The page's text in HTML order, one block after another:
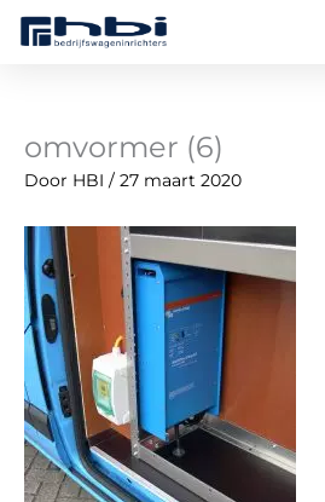
omvormer (6)
Door HBI / 27 maart 2020